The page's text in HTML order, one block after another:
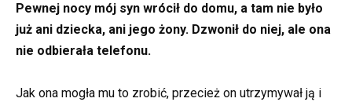
Pewnej nocy mój syn wrócił do domu, a tam nie było
już ani dziecka, ani jego żony. Dzwonił do niej, ale ona
nie odbierała telefonu.
Jak ona mogła mu to zrobić, przecież on utrzymywał ją i